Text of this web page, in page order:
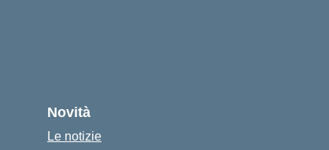
Novità
Le notizie